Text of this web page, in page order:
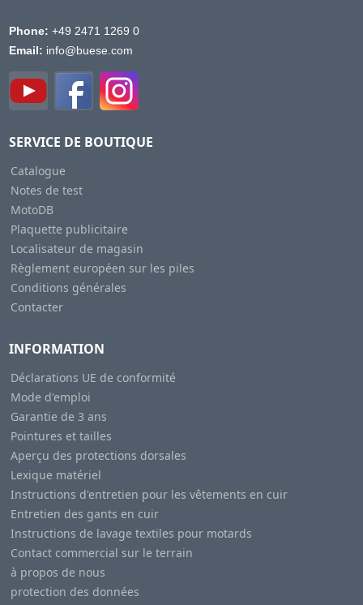
Phone: +49 2471 1269 0
Email: info@buese.com
SERVICE DE BOUTIQUE
Catalogue
Notes de test
MotoDB
Plaquette publicitaire
Localisateur de magasin
Règlement européen sur les piles
Conditions générales
Contacter
INFORMATION
Déclarations UE de conformité
Mode d'emploi
Garantie de 3 ans
Pointures et tailles
Aperçu des protections dorsales
Lexique matériel
Instructions d'entretien pour les vêtements en cuir
Entretien des gants en cuir
Instructions de lavage textiles pour motards
Contact commercial sur le terrain
à propos de nous
protection des données